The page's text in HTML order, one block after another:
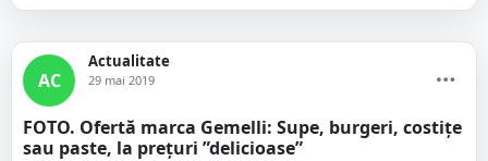
AC
Actualitate
29 mai 2019
FOTO. Ofertă marca Gemelli: Supe, burgeri, costițe
sau paste, la prețuri ”delicioase”